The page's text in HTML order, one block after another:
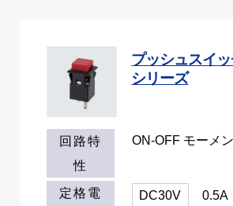
プッシュスイ
シリーズ
回路特
性
ON-OFF モーメ
定格電
DC30V 0.5A